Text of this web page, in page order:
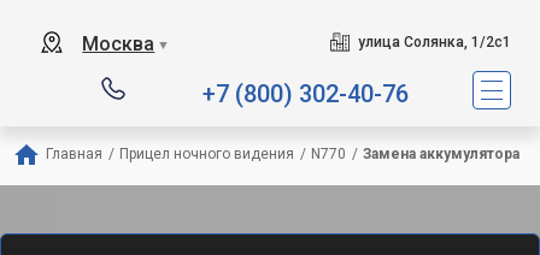
Москва ▼ улица Солянка, 1/2с1
+7 (800) 302-40-76
Главная / Прицел ночного видения / N770 / Замена аккумулятора